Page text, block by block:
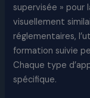
supervisée » pour
visuellement
réglementaires,
formation suivie
Chaque type
spécifique.